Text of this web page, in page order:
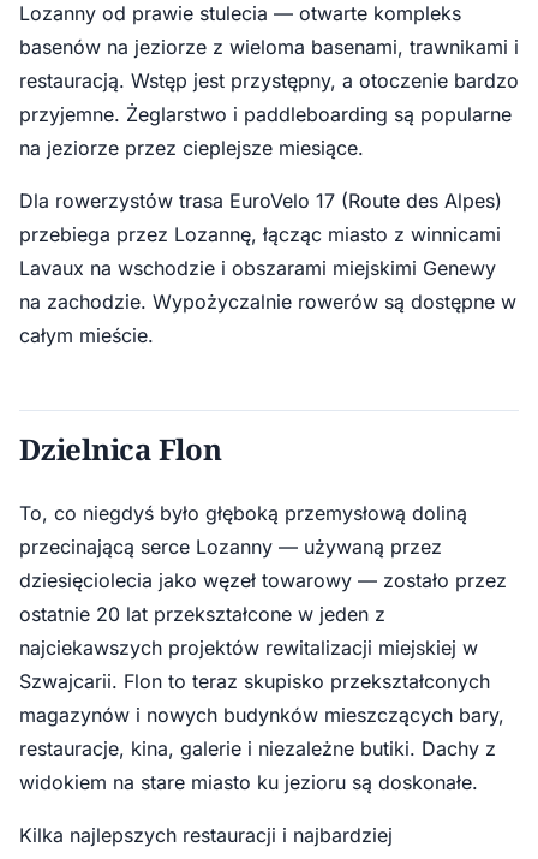
Lozanny od prawie stulecia — otwarte kompleks
basenów na jeziorze z wieloma basenami, trawnikami i
restauracją. Wstęp jest przystępny, a otoczenie bardzo
przyjemne. Żeglarstwo i paddleboarding są popularne
na jeziorze przez cieplejsze miesiące.
Dla rowerzystów trasa EuroVelo 17 (Route des Alpes)
przebiega przez Lozannę, łącząc miasto z winnicami
Lavaux na wschodzie i obszarami miejskimi Genewy
na zachodzie. Wypożyczalnie rowerów są dostępne w
całym mieście.
Dzielnica Flon
To, co niegdyś było głęboką przemysłową doliną
przecinającą serce Lozanny — używaną przez
dziesięciolecia jako węzeł towarowy — zostało przez
ostatnie 20 lat przekształcone w jeden z
najciekawszych projektów rewitalizacji miejskiej w
Szwajcarii. Flon to teraz skupisko przekształconych
magazynów i nowych budynków mieszczących bary,
restauracje, kina, galerie i niezależne butiki. Dachy z
widokiem na stare miasto ku jezioru są doskonałe.
Kilka najlepszych restauracji i najbardziej